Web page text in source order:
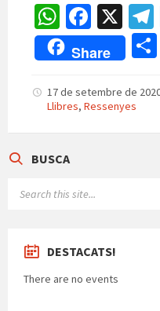
W
h
at
sA
p
p
Fa
ce
b
o
o
k
X
le
gr
Share
17 de setembre de
Llibres, Ressenyes
BUSCA
DESTACATS!
There are no events